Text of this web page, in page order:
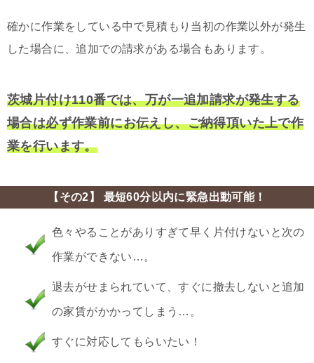
確かに作業をしている中で見積もり当初の作業以外が発生
した場合に、追加での請求がある場合もあります。
茨城片付け110番では、万が一追加請求が発生する
場合は必ず作業前にお伝えし、ご納得頂いた上で作
業を行います。
【その2】 最短60分以内に緊急出動可能！
色々やることがありすぎて早く片付けないと次の
作業ができない…。
退去がせまられていて、すぐに撤去しないと追加
の家賃がかかってしまう…。
すぐに対応してもらいたい！